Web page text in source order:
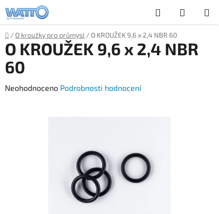
na
obsah
Hledat
KOŠÍK
Domů
/ O kroužky pro průmysl / O KROUŽEK 9,6 x 2,4 NBR 60
O KROUŽEK 9,6 x 2,4 NBR
60
Průměrné
Neohodnoceno Podrobnosti hodnocení